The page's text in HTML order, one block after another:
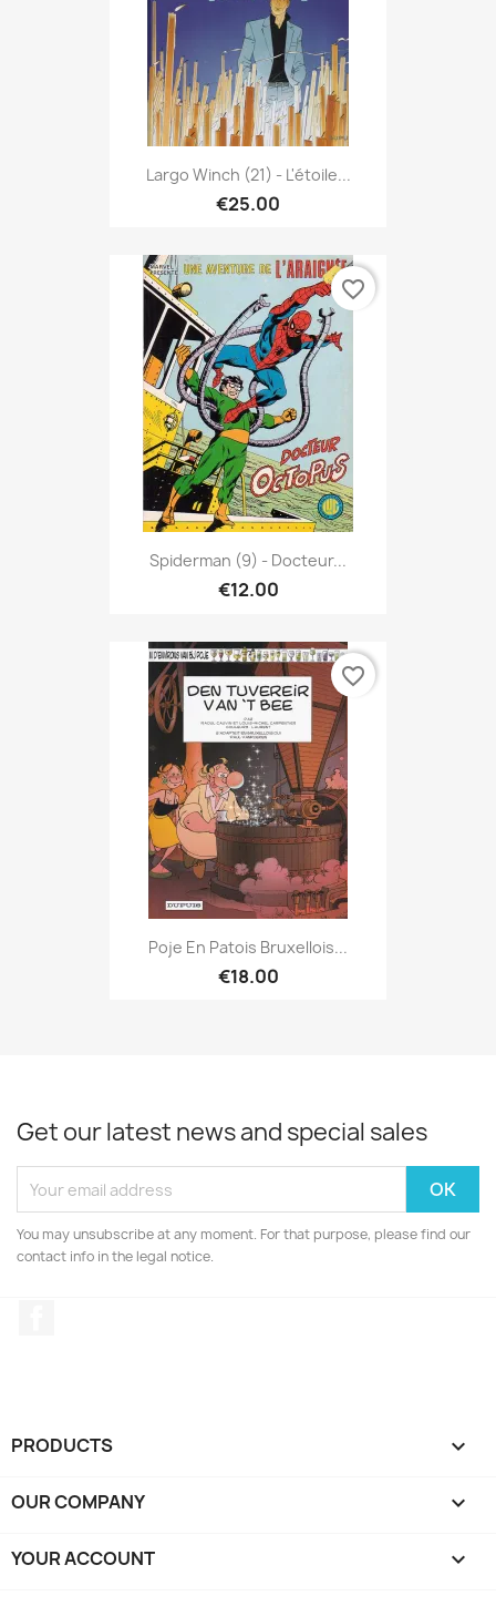
Largo Winch (21) - L'étoile...
€25.00
Spiderman (9) - Docteur...
€12.00
favorite_border
Poje En Patois Bruxellois...
€18.00
favorite_border
Get our latest news and special sales
You may unsubscribe at any moment. For that purpose, please find our
contact info in the legal notice.
PRODUCTS 
OUR COMPANY 
YOUR ACCOUNT 